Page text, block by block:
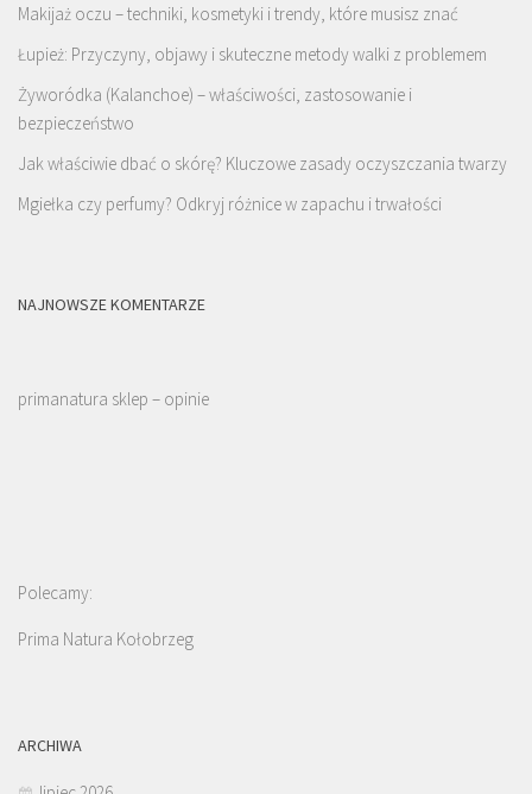
Makijaż oczu – techniki, kosmetyki i trendy, które musisz znać
Łupież: Przyczyny, objawy i skuteczne metody walki z problemem
Żyworódka (Kalanchoe) – właściwości, zastosowanie i
bezpieczeństwo
Jak właściwie dbać o skórę? Kluczowe zasady oczyszczania twarzy
Mgiełka czy perfumy? Odkryj różnice w zapachu i trwałości
NAJNOWSZE KOMENTARZE
primanatura sklep – opinie
Polecamy:
Prima Natura Kołobrzeg
ARCHIWA